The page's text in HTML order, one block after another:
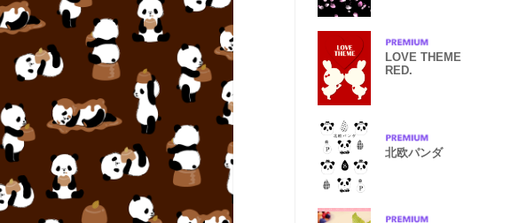
LOVE THEME
RED.
北欧パンダ